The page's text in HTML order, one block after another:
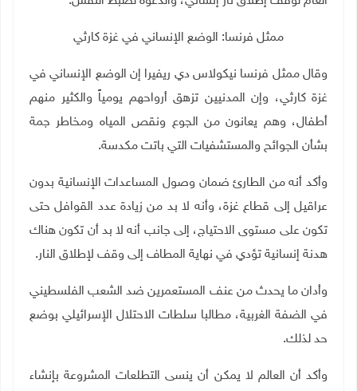
ممثل فرنسا: الوضع الإنساني في غزة كارثي
وقال ممثل فرنسا نيكولاس دي ريفيرا إن الوضع الإنساني في
غزة كارثي، وإن المدنيين تزهق أرواحهم يومياً والكثير منهم
أطفال، وهم يعانون من الجوع ونقص المياه ومخاطر جمة
بشأن الجوائح والمستشفيات التي باتت مكدسة.
وأكد أنه من الطارئ ضمان وصول المساعدات الإنسانية بدون
عراقيل إلى قطاع غزة، وأنه لا بد من زيادة عدد القوافل حتى
تكون على مستوى الاحتياج، إلى جانب أنه لا بد أن تكون هناك
هدنة إنسانية تؤدي في نهاية المطاف إلى وقف لإطلاق النار.
وأدان ما يحدث من عنف المستعمرين ضد الشعب الفلسطيني
في الضفة الغربية، مطالبا سلطات الاحتلال الإسرائيلي بوضع
حد لذلك.
وأكد أن العالم لا يمكن أن ينسى التطلعات المشروعة بإنشاء